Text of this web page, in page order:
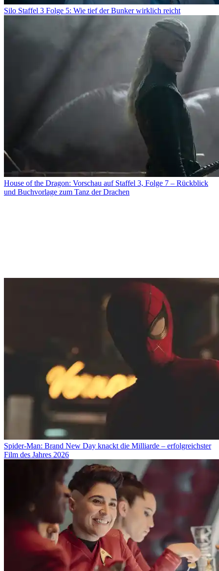
Silo Staffel 3 Folge 5: Wie tief der Bunker wirklich reicht
House of the Dragon: Vorschau auf Staffel 3, Folge 7 – Rückblick
und Buchvorlage zum Tanz der Drachen
Spider-Man: Brand New Day knackt die Milliarde – erfolgreichster
Film des Jahres 2026